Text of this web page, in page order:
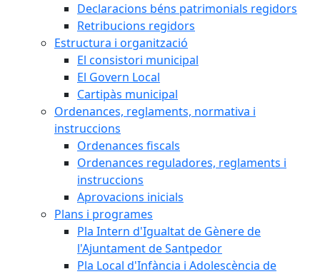
Declaracions béns patrimonials regidors
Retribucions regidors
Estructura i organització
El consistori municipal
El Govern Local
Cartipàs municipal
Ordenances, reglaments, normativa i
instruccions
Ordenances fiscals
Ordenances reguladores, reglaments i
instruccions
Aprovacions inicials
Plans i programes
Pla Intern d'Igualtat de Gènere de
l'Ajuntament de Santpedor
Pla Local d'Infància i Adolescència de